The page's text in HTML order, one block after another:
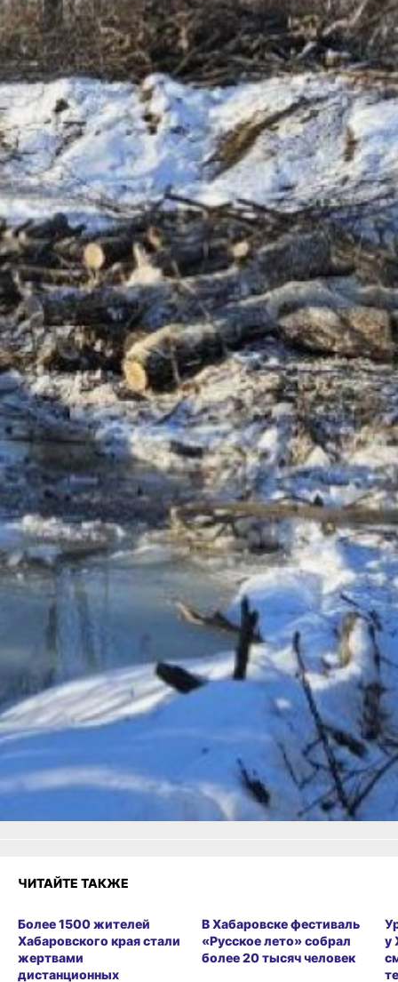
региона, и чтобы её
избежать, необходимо
заранее готовиться».
Министр лично
проинспектировал ход
работ в Лермонтовке.
Как отмечалось ранее,
в селе Лермонтовка
Бикинского района жители
годами страдали
от весенних половодий.
Работы ускорились после
того, как река Бира была
внесена в Атлас
проблемных объектов
Хабаровского края.
Подрядчику предстоит
расчистить более трёх
километров речного русла.
Завершение работ
запланировано уже
в нынешнем году.
В ближайшие годы
планируется расчистка
русел и других рек
в Комсомольске-на-Амуре
и Хабаровске. Среди них
Силинка, Кия и Красная
Речка. Это поможет
защитить от водной стихии
около двух тысяч жителей
региона.
В ТЕМУ:
О штрафах за незаконную
рубку деревьев напомнили
хабаровчанам
Телеграм
Яндекс.ДзениМАКС
Как вам материал?
Огонь!
Супер
Удивило
Грустно
Злость
Разочарование
ЧИТАЙТЕ ТАКЖЕ
Более 1500 жителей
Хабаровского края стали
жертвами
дистанционных
В Хабаровске фестиваль
«Русское лето» собрал
более 20 тысяч человек
у